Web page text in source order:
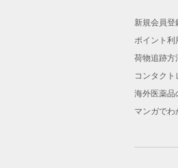
新規会員登
ポイント利
荷物追跡方
コンタク
海外医薬品
マンガでわ